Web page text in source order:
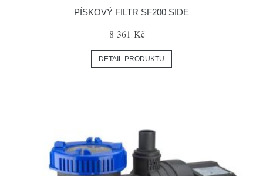
PÍSKOVÝ FILTR SF200 SIDE
8 361 Kč
DETAIL PRODUKTU